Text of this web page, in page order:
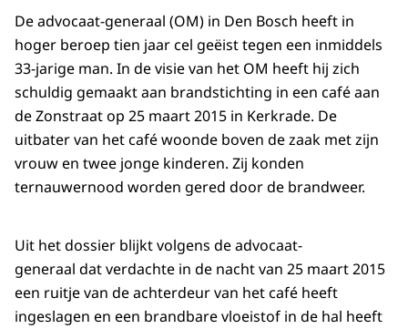
De advocaat-generaal (OM) in Den Bosch heeft in
hoger beroep tien jaar cel geëist tegen een inmiddels
33-jarige man. In de visie van het OM heeft hij zich
schuldig gemaakt aan brandstichting in een café aan
de Zonstraat op 25 maart 2015 in Kerkrade. De
uitbater van het café woonde boven de zaak met zijn
vrouw en twee jonge kinderen. Zij konden
ternauwernood worden gered door de brandweer.
Uit het dossier blijkt volgens de advocaat-
generaal dat verdachte in de nacht van 25 maart 2015
een ruitje van de achterdeur van het café heeft
ingeslagen en een brandbare vloeistof in de hal heeft